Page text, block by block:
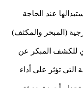
عند الحاجة
(المبخر والمكثف)
للكشف المبكر عن
التي تؤثر على أداء